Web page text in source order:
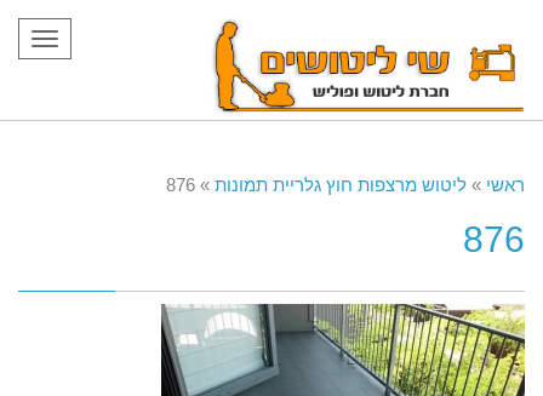
ראשי » ליטוש מרצפות חוץ גלריית תמונות »
876
876